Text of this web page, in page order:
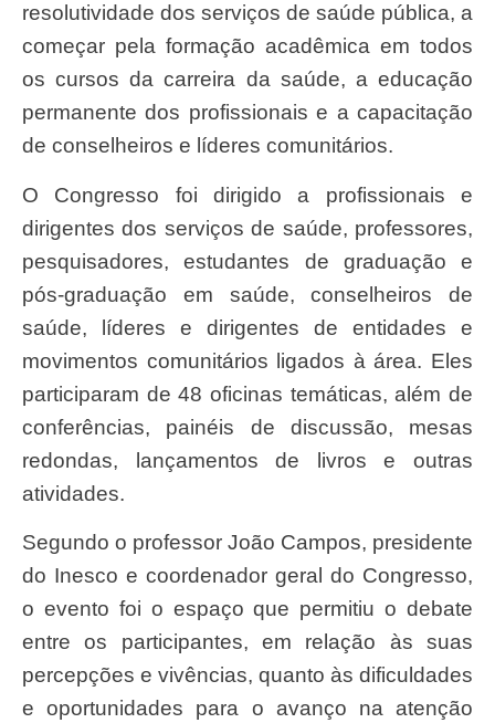
resolutividade dos serviços de saúde pública, a
começar pela formação acadêmica em todos
os cursos da carreira da saúde, a educação
permanente dos profissionais e a capacitação
de conselheiros e líderes comunitários.
O Congresso foi dirigido a profissionais e
dirigentes dos serviços de saúde, professores,
pesquisadores, estudantes de graduação e
pós-graduação em saúde, conselheiros de
saúde, líderes e dirigentes de entidades e
movimentos comunitários ligados à área. Eles
participaram de 48 oficinas temáticas, além de
conferências, painéis de discussão, mesas
redondas, lançamentos de livros e outras
atividades.
Segundo o professor João Campos, presidente
do Inesco e coordenador geral do Congresso,
o evento foi o espaço que permitiu o debate
entre os participantes, em relação às suas
percepções e vivências, quanto às dificuldades
e oportunidades para o avanço na atenção